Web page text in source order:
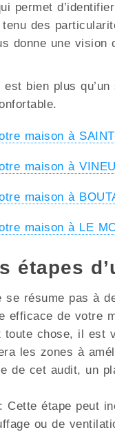
permet
tenu des
donne une
est bien plus
maison à
maison à
maison à
maison à LE
étapes
se résume pas à
efficace de votre
toute chose, il est
les zones à
de cet audit, un
: Cette étape peut
ou de